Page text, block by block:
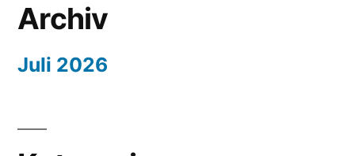
Archiv
Juli 2026